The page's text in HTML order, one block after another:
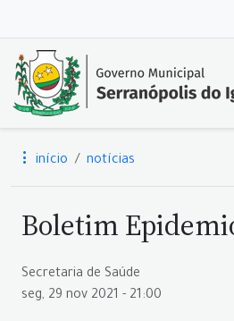
início notícias
Boletim
Secretaria de Saúde
seg, 29 nov 2021 - 21:00